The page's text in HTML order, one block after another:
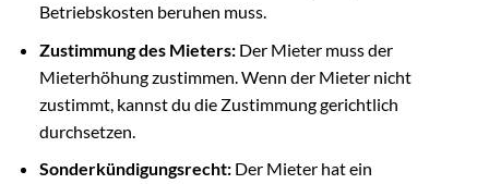
Betriebskosten beruhen muss.
Zustimmung des Mieters:Der Mieter muss der
Mieterhöhung zustimmen. Wenn der Mieter nicht
zustimmt, kannst du die Zustimmung gerichtlich
durchsetzen.
Sonderkündigungsrecht:Der Mieter hat ein